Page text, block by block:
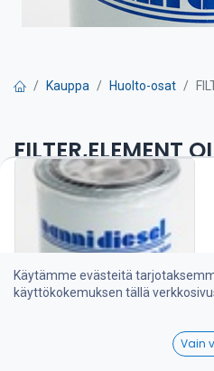
Kauppa Huolto-osat
FILTER,ELEMENT
Öljynsuodatin on suositeltava
14,98€
Käytämme evästeitä
käyttökokemuksen tällä
Vain